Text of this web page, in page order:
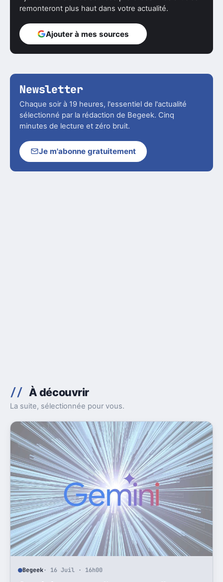
remonteront plus haut dans votre actualité.
Ajouter à mes sources
Newsletter
Chaque soir à 19 heures, l'essentiel de l'actualité
sélectionné par la rédaction de Begeek. Cinq
minutes de lecture et zéro bruit.
Je m'abonne gratuitement
À découvrir
La suite, sélectionnée pour vous.
Begeek· 16 Juil · 16h00